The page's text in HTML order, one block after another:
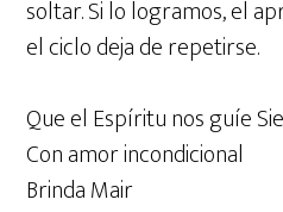
soltar. Si lo logramos, el
el ciclo deja de repetirse.
Que el Espíritu nos guíe
Con amor incondicional
Brinda Mair